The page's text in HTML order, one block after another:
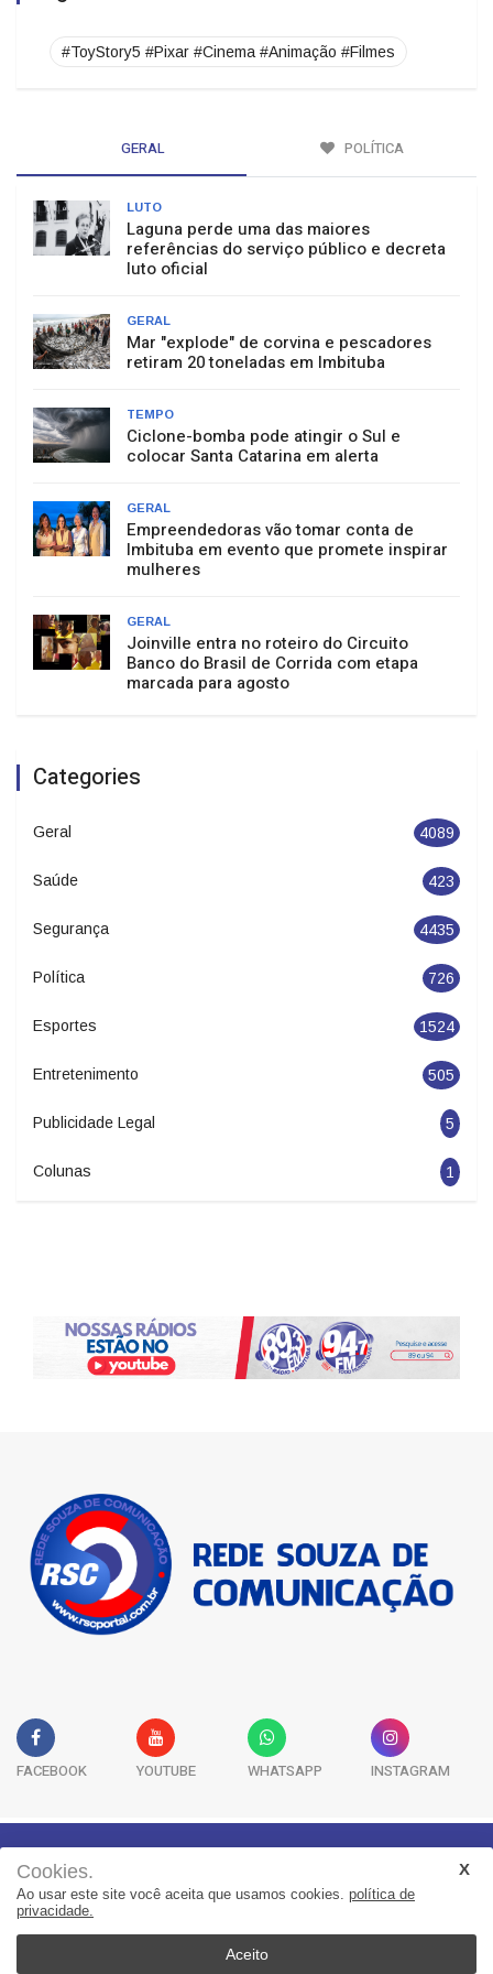
#ToyStory5 #Pixar #Cinema #Animação #Filmes
GERAL POLÍTICA
LUTO
Laguna perde uma das maiores
referências do serviço público e decreta
luto oficial
GERAL
Mar "explode" de corvina e pescadores
retiram 20 toneladas em Imbituba
TEMPO
Ciclone-bomba pode atingir o Sul e
colocar Santa Catarina em alerta
GERAL
Empreendedoras vão tomar conta de
Imbituba em evento que promete inspirar
mulheres
GERAL
Joinville entra no roteiro do Circuito
Banco do Brasil de Corrida com etapa
marcada para agosto
Categories
Geral 4089
Saúde 423
Segurança 4435
Política 726
Esportes 1524
Entretenimento 505
Publicidade Legal 5
Colunas 1
FACEBOOK YOUTUBE WHATSAPP INSTAGRAM
Geral Saúde Política
Esportes
Entretenimento
Cookies.
Ao usar este site você aceita que usamos cookies. política de
privacidade.
Aceito